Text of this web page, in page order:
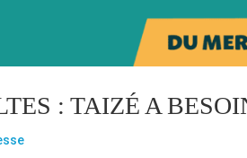
: TAIZÉ A